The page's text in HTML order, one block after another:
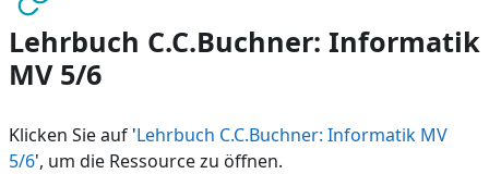
Lehrbuch C.C.Buchner: Informatik
MV 5/6
Klicken Sie auf 'Lehrbuch C.C.Buchner: Informatik MV
5/6', um die Ressource zu öffnen.